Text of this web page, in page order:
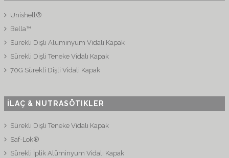
Unishell®
Bella™
Sürekli Dişli Alüminyum Vidalı Kapak
Sürekli Dişli Teneke Vidalı Kapak
70G Sürekli Dişli Vidali Kapak
İLAÇ & NUTRASÖTIKLER
Sürekli Dişli Teneke Vidalı Kapak
Saf-Lok®
Sürekli İplik Alüminyum Vidalı Kapak